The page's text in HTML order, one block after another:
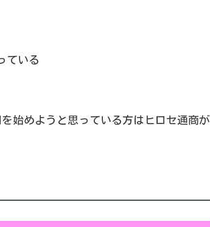
ている
始めようと思っている方はヒロセ通商が